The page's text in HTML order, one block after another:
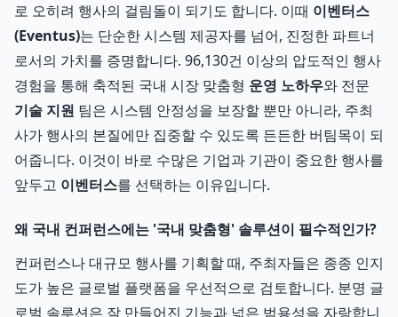
로 오히려 행사의 걸림돌이 되기도 합니다. 이때 이벤터스
(Eventus)는 단순한 시스템 제공자를 넘어, 진정한 파트너
로서의 가치를 증명합니다. 96,130건 이상의 압도적인 행사
경험을 통해 축적된 국내 시장 맞춤형 운영 노하우와 전문
기술 지원 팀은 시스템 안정성을 보장할 뿐만 아니라, 주최
사가 행사의 본질에만 집중할 수 있도록 든든한 버팀목이 되
어줍니다. 이것이 바로 수많은 기업과 기관이 중요한 행사를
앞두고 이벤터스를 선택하는 이유입니다.
왜 국내 컨퍼런스에는 '국내 맞춤형' 솔루션이 필수적인가?
컨퍼런스나 대규모 행사를 기획할 때, 주최자들은 종종 인지
도가 높은 글로벌 플랫폼을 우선적으로 검토합니다. 분명 글
로벌 솔루션은 잘 만들어진 기능과 넓은 범용성을 자랑합니